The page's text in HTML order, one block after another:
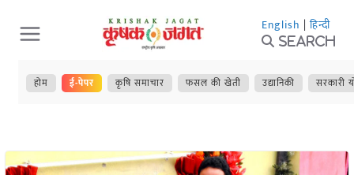
Skip
to
content
English | हिन्दी
Search
होम ई-पेपर कृषि समाचार फसल की खेती उद्यानिकी सरकारी